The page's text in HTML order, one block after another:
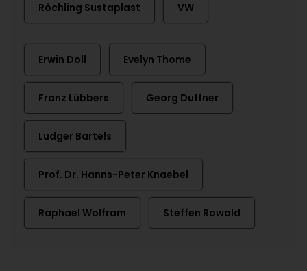
Röchling Sustaplast VW
Erwin Doll Evelyn Thome
Franz Lübbers Georg Duffner
Ludger Bartels
Prof. Dr. Hanns-Peter Knaebel
Raphael Wolfram Steffen Rowold